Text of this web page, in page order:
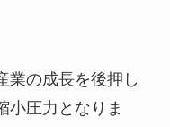
業の成長を後押し
小圧力となりま